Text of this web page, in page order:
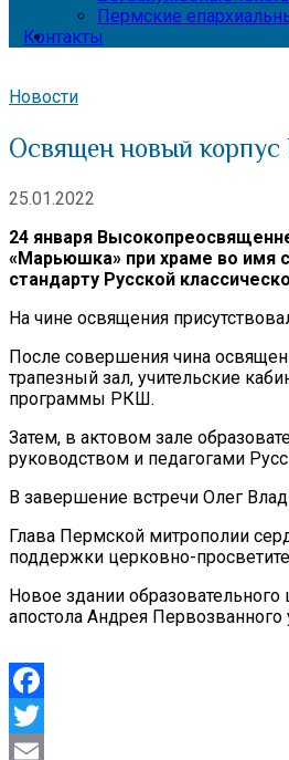
Пермские
Контакты
Новости
Освящен новый корпус
25.01.2022
24 января
«Марьюшка» при храме во имя
стандарту Русской
На чине освящения
После совершения чина
трапезный зал, учительские
программы РКШ.
Затем, в актовом зале
руководством и педагогами
В завершение встречи Олег
Глава Пермской митрополии
поддержки церковно-
Новое здании
апостола Андрея
Facebook
Twitter